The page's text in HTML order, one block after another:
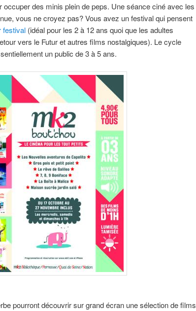
occuper des minis plein de peps. Une séance ciné avec les
vous ne croyez pas? Vous avez un festival qui pensent
festival (idéal pour les 2 à 12 ans quoi que les adultes
vers le Futur et autres films nostalgiques). Le cycle
un public de 3 à 5 ans.
pourront découvrir sur grand écran une sélection de films